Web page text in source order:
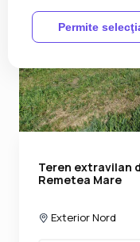
Teren extravilan
Remetea Mare
Exterior Nord
Permite